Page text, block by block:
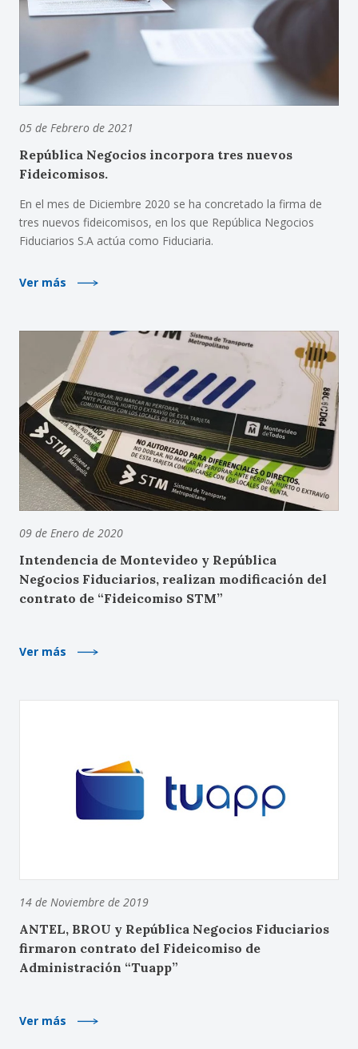
05 de Febrero de 2021
República Negocios incorpora tres nuevos
Fideicomisos.
En el mes de Diciembre 2020 se ha concretado la firma de
tres nuevos fideicomisos, en los que República Negocios
Fiduciarios S.A actúa como Fiduciaria.
Ver más
09 de Enero de 2020
Intendencia de Montevideo y República
Negocios Fiduciarios, realizan modificación del
contrato de “Fideicomiso STM”
Ver más
14 de Noviembre de 2019
ANTEL, BROU y República Negocios Fiduciarios
firmaron contrato del Fideicomiso de
Administración “Tuapp”
Ver más